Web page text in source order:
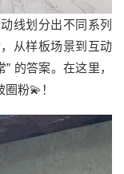
线划分出不同系列
从样板场景到互动
的答案。在这里，
粉💫！